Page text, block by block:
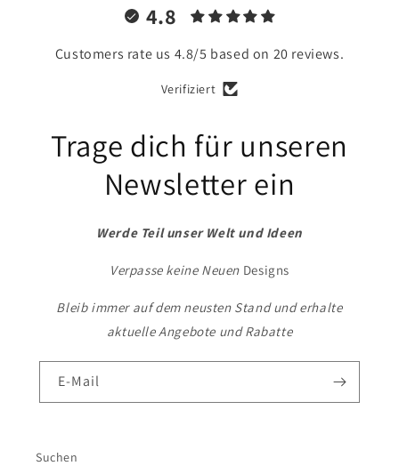
4.8
Customers rate us 4.8/5 based on 20 reviews.
Verifiziert
Trage dich für unseren
Newsletter ein
Werde Teil unser Welt und Ideen
Verpasse keine Neuen Designs
Bleib immer auf dem neusten Stand und erhalte
aktuelle Angebote und Rabatte
E-Mail
Suchen